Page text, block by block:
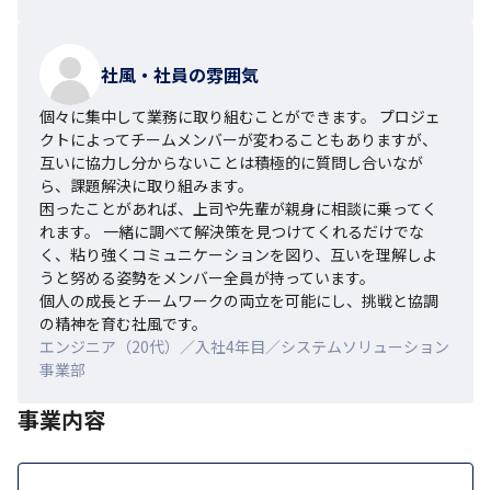
社風・社員の雰囲気
個々に集中して業務に取り組むことができます。 プロジェ
クトによってチームメンバーが変わることもありますが、
互いに協力し分からないことは積極的に質問し合いなが
ら、課題解決に取り組みます。
困ったことがあれば、上司や先輩が親身に相談に乗ってく
れます。 一緒に調べて解決策を見つけてくれるだけでな
く、粘り強くコミュニケーションを図り、互いを理解しよ
うと努める姿勢をメンバー全員が持っています。
個人の成長とチームワークの両立を可能にし、挑戦と協調
の精神を育む社風です。
エンジニア（20代）／入社4年目／システムソリューション
事業部
事業内容